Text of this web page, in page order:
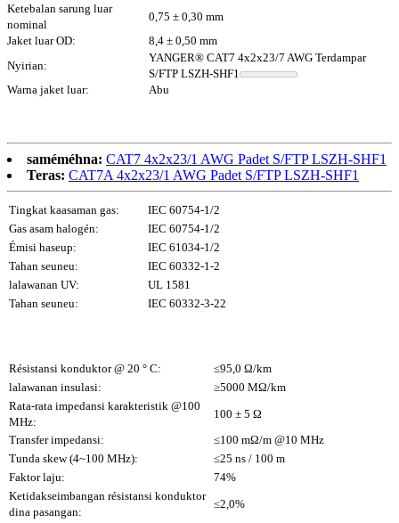
Ketebalan sarung luar
nominal
0,75 ± 0,30 mm
Jaket luar OD:
8,4 ± 0,50 mm
Nyirian:
YANGER® CAT7 4x2x23/7 AWG Terdampar
S/FTP LSZH-SHF1
Warna jaket luar:
Abu
saméméhna: CAT7 4x2x23/1 AWG Padet S/FTP LSZH-SHF1
Teras: CAT7A 4x2x23/1 AWG Padet S/FTP LSZH-SHF1
Tingkat kaasaman gas:
IEC 60754-1/2
Gas asam halogén:
IEC 60754-1/2
Émisi haseup:
IEC 61034-1/2
Tahan seuneu:
IEC 60332-1-2
lalawanan UV:
UL 1581
Tahan seuneu:
IEC 60332-3-22
Résistansi konduktor @ 20 ° C:
≤95,0 Ω/km
lalawanan insulasi:
≥5000 MΩ/km
Rata-rata impedansi karakteristik @100
MHz:
100 ± 5 Ω
Transfer impedansi:
≤100 mΩ/m @10 MHz
Tunda skew (4~100 MHz):
≤25 ns / 100 m
Faktor laju:
74%
Ketidakseimbangan résistansi konduktor
dina pasangan:
≤2,0%